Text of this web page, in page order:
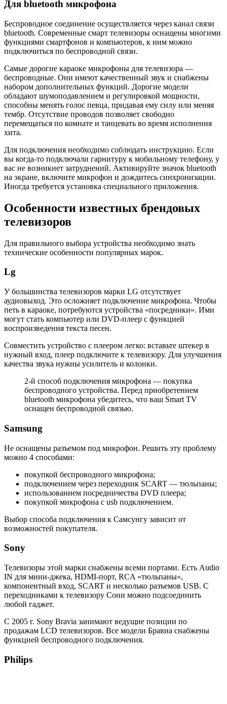
Для bluetooth микрофона
Беспроводное соединение осуществляется через канал связи
bluetooth. Современные смарт телевизоры оснащены многими
функциями смартфонов и компьютеров, к ним можно
подключиться по беспроводной связи.
Самые дорогие караоке микрофоны для телевизора —
беспроводные. Они имеют качественный звук и снабжены
набором дополнительных функций. Дорогие модели
обладают шумоподавлением и регулировкой мощности,
способны менять голос певца, придавая ему силу или меняя
тембр. Отсутствие проводов позволяет свободно
перемещаться по комнате и танцевать во время исполнения
хита.
Для подключения необходимо соблюдать инструкцию. Если
вы когда-то подключали гарнитуру к мобильному телефону, у
вас не возникнет затруднений. Активируйте значок bluetooth
на экране, включите микрофон и дождитесь синхронизации.
Иногда требуется установка специального приложения.
Особенности известных брендовых
телевизоров
Для правильного выбора устройства необходимо знать
технические особенности популярных марок.
Lg
У большинства телевизоров марки LG отсутствует
аудиовыход. Это осложняет подключение микрофона. Чтобы
петь в караоке, потребуются устройства «посредники». Ими
могут стать компьютер или DVD-плеер с функцией
воспроизведения текста песен.
Совместить устройство с плеером легко: вставьте штекер в
нужный вход, плеер подключите к телевизору. Для улучшения
качества звука нужны усилитель и колонки.
2-й способ подключения микрофона — покупка
беспроводного устройства. Перед приобретением
bluetooth микрофона убедитесь, что ваш Smart TV
оснащен беспроводной связью.
Samsung
Не оснащены разъемом под микрофон. Решить эту проблему
можно 4 способами:
покупкой беспроводного микрофона;
подключением через переходник SCART — тюльпаны;
использованием посредничества DVD плеера;
покупкой микрофона с usb подключением.
Выбор способа подключения к Самсунгу зависит от
возможностей покупателя.
Sony
Телевизоры этой марки снабжены всеми портами. Есть Audio
IN для мини-джека, HDMI-порт, RCA «тюльпаны»,
компонентный вход, SCART и несколько разъемов USB. С
переходниками к телевизору Сони можно подсоединить
любой гаджет.
С 2005 г. Sony Bravia занимают ведущие позиции по
продажам LCD телевизоров. Все модели Бравиа снабжены
функцией беспроводного подключения.
Philips